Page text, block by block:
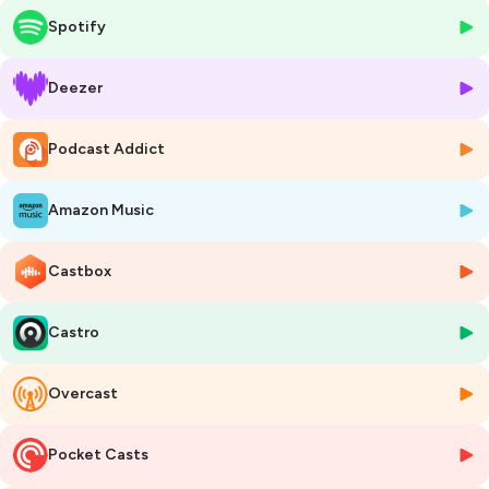
Yann Arthus-Bertrand (2022), de
time sur France 2 en novembre 2025, mais aussi de
Meuh, l'épopée
Wildlive,Wild trip
À même pas 40 ans, ce gascon est aussi un éleveur de races
anciennes. Il en a aussi fait un documentaire pour Ushuaïa TV. Il n'élève
disparition. Ces races anciennes sont plus rustiques, plus résilientes
que les races actuelles. Ce sont les animaux façonnés et choisis par
Je suis allé en pays Gascon, près d'Agen, chez l'ami Rémi, durant l'été
2025. Au fil de jours, nous avons enregistré plusieurs
séries/reportages destinés pour BSG, dont il est l'un des premiers
auditeurs.
_______
💚"On aime ce qui nous a émerveillé et on protège ce qu'on
aime."
_______
Spotify
Deezer
Podcast Addict
Amazon Music
Castbox
Castro
Overcast
Pocket Casts